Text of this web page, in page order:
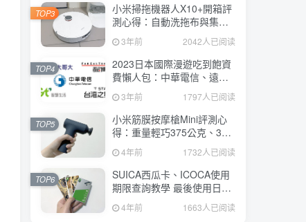
小米掃拖機器人X10+開箱評
測心得：自動洗拖布與集
塵、旋轉式拖布更乾淨、連
續使用2小時、售價26995元
3年前 2042人已阅读
TOP3
2023日本國際漫遊吃到飽資
費懶人包：中華電信、遠傳
電信、台灣大哥大、台灣之
星、亞太電信
3年前 1797人已阅读
TOP4
小米筋膜按摩槍Mini評測心
得：重量輕巧375公克、3種
替換頭和3種模式、售價
2295元
4年前 1732人已阅读
TOP5
SUICA西瓜卡、ICOCA使用
期限查詢教學 最後使用日10
年內都有效 Android、iOS都
適用4年前 1663人已阅读
TOP6